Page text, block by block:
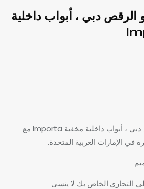
الرقص دبي ، أبواب داخلية
أبواب لاستوديو الرقص دبي ، أبواب داخلية مخفية Importa مع
في الإمارات العربية المتحدة.
التجاري الخاص بك لا ينسى